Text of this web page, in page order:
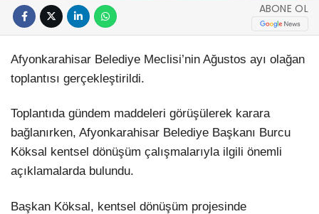
ABONE OL
Afyonkarahisar Belediye Meclisi’nin Ağustos ayı olağan
toplantısı gerçekleştirildi.
Toplantıda gündem maddeleri görüşülerek karara
bağlanırken, Afyonkarahisar Belediye Başkanı Burcu
Köksal kentsel dönüşüm çalışmalarıyla ilgili önemli
açıklamalarda bulundu.
Başkan Köksal, kentsel dönüşüm projesinde